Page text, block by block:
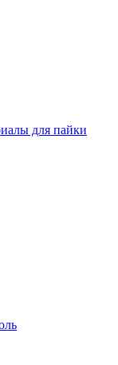
для пайки